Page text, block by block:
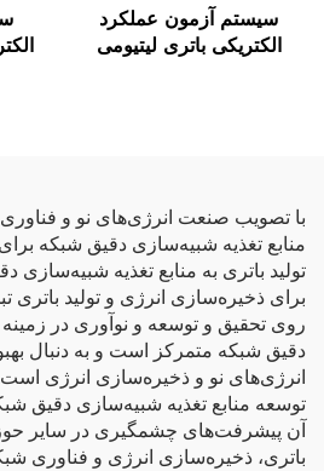
سیستم آزمون عملکرد
الکتریکی باتری لیتیومی
با تصویب صنعت انرژی‌های نو و
منابع تغذیه شبیه‌سازی دقیق شبکه
تولید باتری به منابع تغذیه شبیه‌سازی
برای ذخیره‌سازی انرژی و تولید باتری
روی تحقیق و توسعه و نوآوری در زمینه
دقیق شبکه متمرکز است و به دنبال
انرژی‌های نو و ذخیره‌سازی انرژی
توسعه منابع تغذیه شبیه‌سازی دقیق
آن پیشرفت‌های چشمگیری در سایر
باتری، ذخیره‌سازی انرژی و فناوری